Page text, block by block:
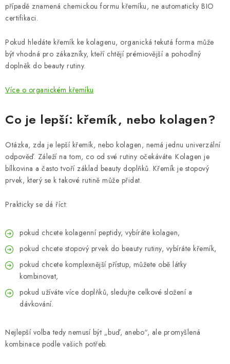
případě znamená chemickou formu křemíku, ne automaticky BIO
certifikaci.
Pokud hledáte křemík ke kolagenu, organická tekutá forma může
být vhodná pro zákazníky, kteří chtějí prémiovější a pohodlný
doplněk do beauty rutiny.
Více o organickém křemíku
Co je lepší: křemík, nebo kolagen?
Otázka, zda je lepší křemík, nebo kolagen, nemá jednu univerzální
odpověď. Záleží na tom, co od své rutiny očekáváte. Kolagen je
bílkovina a často tvoří základ beauty doplňků. Křemík je stopový
prvek, který se k takové rutině může přidat.
Prakticky se dá říct:
pokud chcete kolagenní peptidy, vybíráte kolagen,
pokud chcete stopový prvek do beauty rutiny, vybíráte křemík,
pokud chcete komplexnější přístup, můžete obě látky
kombinovat,
pokud užíváte více doplňků, sledujte celkové složení a
dávkování.
Nejlepší volba tedy nemusí být „buď, anebo“, ale promyšlená
kombinace podle vašich potřeb.